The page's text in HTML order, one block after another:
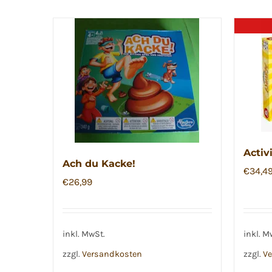
Ach du Kacke!
€26,99
inkl. MwSt.
zzgl. Versandkosten
€
inkl.
zzgl.